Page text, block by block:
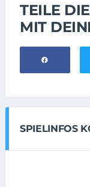
TEILE
MIT
SPIELINFOS